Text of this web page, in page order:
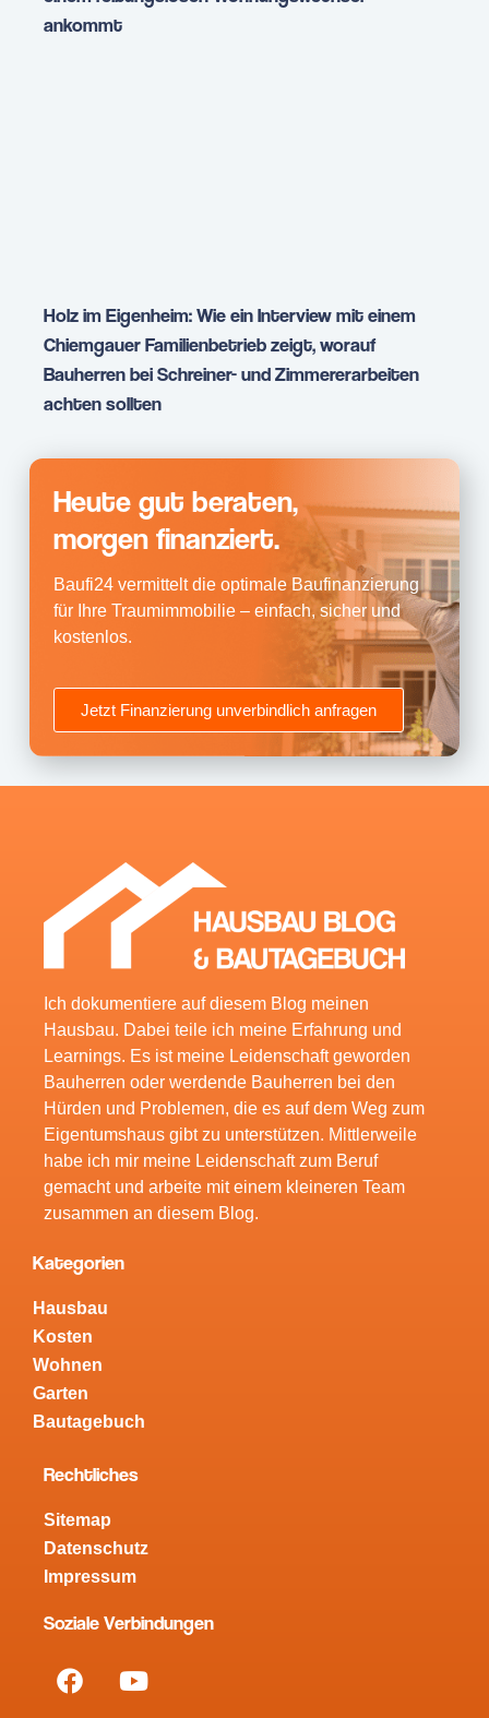
ankommt
Holz im Eigenheim: Wie ein Interview mit einem
Chiemgauer Familienbetrieb zeigt, worauf
Bauherren bei Schreiner- und Zimmererarbeiten
achten sollten
Heute gut beraten,
morgen finanziert.
Baufi24 vermittelt die optimale Baufinanzierung
für Ihre Traumimmobilie – einfach, sicher und
kostenlos.
Jetzt Finanzierung unverbindlich anfragen
Ich dokumentiere auf diesem Blog meinen
Hausbau. Dabei teile ich meine Erfahrung und
Learnings. Es ist meine Leidenschaft geworden
Bauherren oder werdende Bauherren bei den
Hürden und Problemen, die es auf dem Weg zum
Eigentumshaus gibt zu unterstützen. Mittlerweile
habe ich mir meine Leidenschaft zum Beruf
gemacht und arbeite mit einem kleineren Team
zusammen an diesem Blog.
Kategorien
Hausbau
Kosten
Wohnen
Garten
Bautagebuch
Rechtliches
Sitemap
Datenschutz
Impressum
Soziale Verbindungen